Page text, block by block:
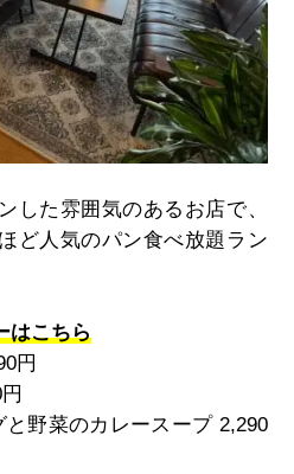
した雰囲気のあるお店で、
ど人気のパン食べ放題ラン
はこちら
円
野菜のカレースープ2,290